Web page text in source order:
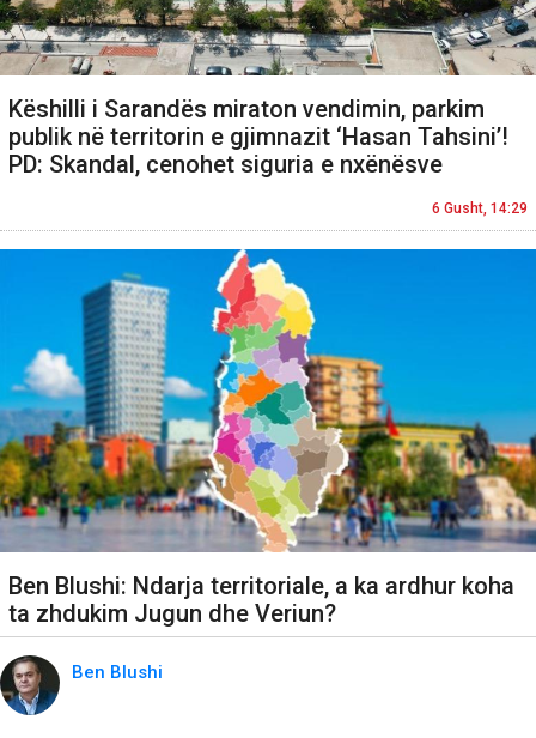
Këshilli i Sarandës miraton vendimin, parkim
publik në territorin e gjimnazit ‘Hasan Tahsini’!
PD: Skandal, cenohet siguria e nxënësve
6 Gusht, 14:29
Ben Blushi: Ndarja territoriale, a ka ardhur koha
ta zhdukim Jugun dhe Veriun?
Ben Blushi